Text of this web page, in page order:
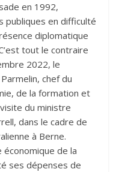
en 1992,
publiques en difficulté
diplomatique
tout le contraire
2022, le
chef du
de la formation et
du ministre
dans le cadre de
à Berne.
de la
ses dépenses de